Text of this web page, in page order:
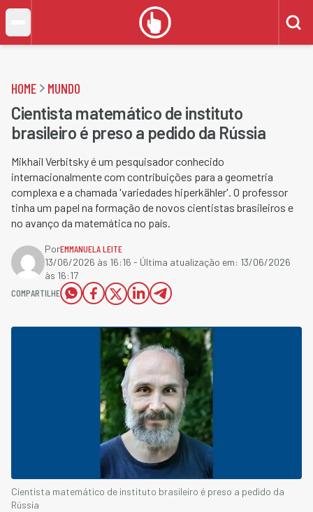
HOME MUNDO
Cientista matemático de instituto
brasileiro é preso a pedido da Rússia
Mikhail Verbitsky é um pesquisador conhecido
internacionalmente com contribuições para a geometria
complexa e a chamada 'variedades hiperkähler'. O professor
tinha um papel na formação de novos cientistas brasileiros e
no avanço da matemática no país.
PorEMMANUELA LEITE
13/06/2026 às 16:16 - Última atualização em: 13/06/2026
às 16:17
COMPARTILHE
Cientista matemático de instituto brasileiro é preso a pedido da
Rússia